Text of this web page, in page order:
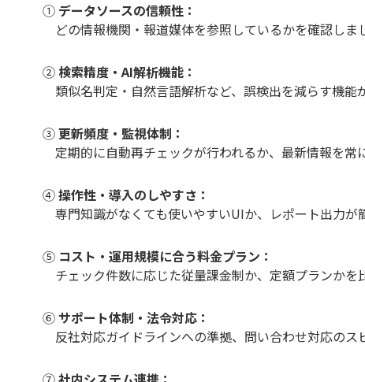
① データソースの信頼性：
どの情報機関・報道媒体を参照しているかを確認し
②検索精度・AI解析機能：
類似名判定・自然言語解析など、誤検出を減らす機能
③更新頻度・監視体制：
定期的に自動再チェックが行われるか、最新情報を常
④操作性・導入のしやすさ：
専門知識がなくても使いやすいUIか、レポート出力が
⑤ コスト・運用規模に合う料金プラン：
チェック件数に応じた従量課金制か、定額プランかを
⑥ サポート体制・法令対応：
反社対応ガイドラインへの準拠、問い合わせ対応のス